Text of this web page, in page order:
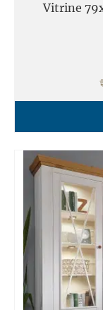
Vitrine